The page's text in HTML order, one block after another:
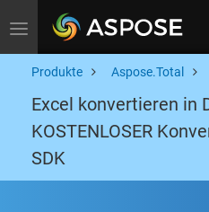
Toggle navigation
Produkte Aspose.Total
Excel konvertieren in
KOSTENLOSER
SDK